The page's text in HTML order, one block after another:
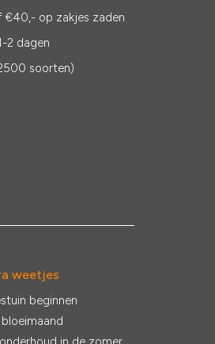
€40,- op zakjes zaden
2 dagen
soorten)
weetjes
beginnen